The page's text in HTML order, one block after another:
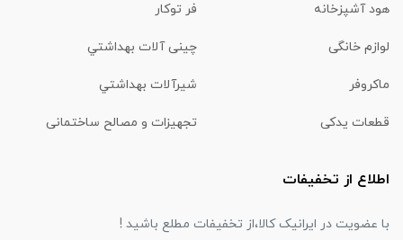
هود آشپزخانه فر توکار
لوازم خانگی چینی آلات بهداشتي
ماكروفر شیرآلات بهداشتي
قطعات یدکی تجهیزات و مصالح ساختمانی
اطلاع از تخفیفات
با عضویت در ایرانیک کالا،از تخفیفات مطلع باشید !